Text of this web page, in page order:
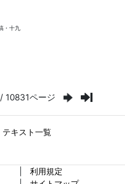
/ 10831ページ
テキスト一覧
利用規定